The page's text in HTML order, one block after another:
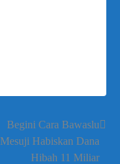
Begini Cara Bawaslu
Mesuji Habiskan Dana
Hibah 11 Miliar